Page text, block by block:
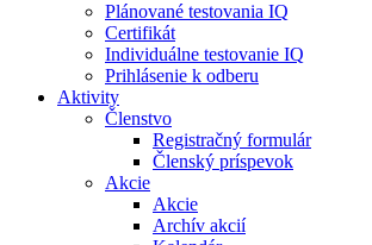
Plánované testovania IQ
Certifikát
Individuálne testovanie IQ
Prihlásenie k odberu
Aktivity
Členstvo
Registračný formulár
Členský príspevok
Akcie
Akcie
Archív akcií